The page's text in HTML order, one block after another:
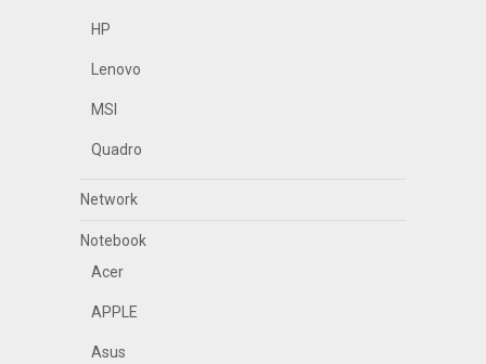
HP
Lenovo
MSI
Quadro
Network
Notebook
Acer
APPLE
Asus